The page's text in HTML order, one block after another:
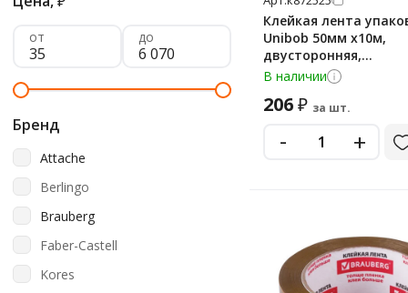
от до
Бренд
Attache
Berlingo
Brauberg
Faber-Castell
Kores
Клейкая лента
Unibob 50мм х10м,
двусторонняя,
полипропиленовая
В наличии
206₽ за шт.
- +